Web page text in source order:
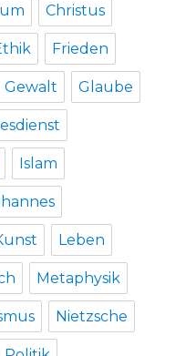
Christus
Frieden
Gewalt Glaube
Islam
Leben
Metaphysik
Nietzsche